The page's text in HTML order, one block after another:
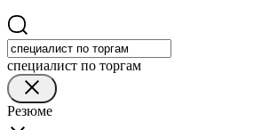
специалист по торгам
Резюме